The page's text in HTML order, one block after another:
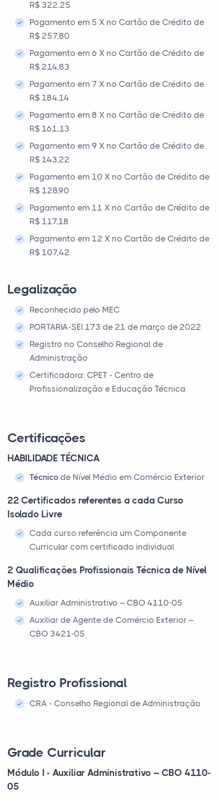
R$ 322,25
Pagamento em 5 X no Cartão de Crédito de
R$ 257,80
Pagamento em 6 X no Cartão de Crédito de
R$ 214,83
Pagamento em 7 X no Cartão de Crédito de
R$ 184,14
Pagamento em 8 X no Cartão de Crédito de
R$ 161,13
Pagamento em 9 X no Cartão de Crédito de
R$ 143,22
Pagamento em 10 X no Cartão de Crédito de
R$ 128,90
Pagamento em 11 X no Cartão de Crédito de
R$ 117,18
Pagamento em 12 X no Cartão de Crédito de
R$ 107,42
Legalização
Reconhecido pelo MEC
PORTARIA-SEI 173 de 21 de março de 2022
Registro no Conselho Regional de
Administração
Certificadora: CPET - Centro de
Profissionalização e Educação Técnica
Certificações
HABILIDADE TÉCNICA
Técnico de Nível Médio em Comércio Exterior
22 Certificados referentes a cada Curso
Isolado Livre
Cada curso referência um Componente
Curricular com certificado individual
2 Qualificações Profissionais Técnica de Nível
Médio
Auxiliar Administrativo – CBO 4110-05
Auxiliar de Agente de Comércio Exterior –
CBO 3421-05
Registro Profissional
CRA - Conselho Regional de Administração
Grade Curricular
Módulo I - Auxiliar Administrativo – CBO 4110-
05